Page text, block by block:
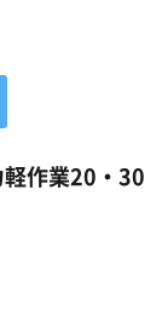
作業20・30